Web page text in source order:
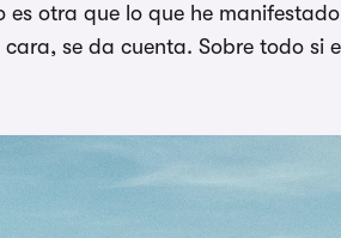
es otra que lo que he
se da cuenta. Sobre todo si